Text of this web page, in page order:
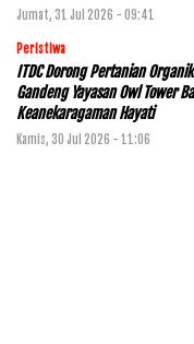
Jumat, 31 Jul 2026 - 09:41
Peristiwa
ITDC Dorong Pertanian
Gandeng Yayasan Owl Tower
Keanekaragaman Hayati
Kamis, 30 Jul 2026 - 11:06